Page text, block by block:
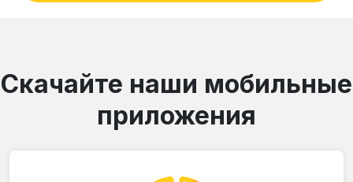
Скачайте наши мобильные
приложения